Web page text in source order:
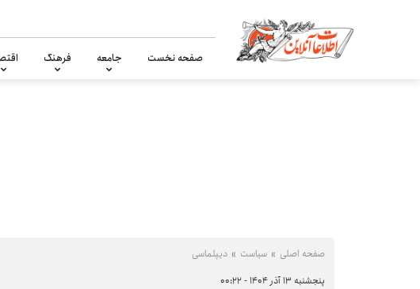
صفحه نخست جامعه فرهنگ
صفحه اصلی سیاست دیپلماسی
پنجشنبه ۱۳ آذر ۱۴۰۴ - ۰۰:۲۲